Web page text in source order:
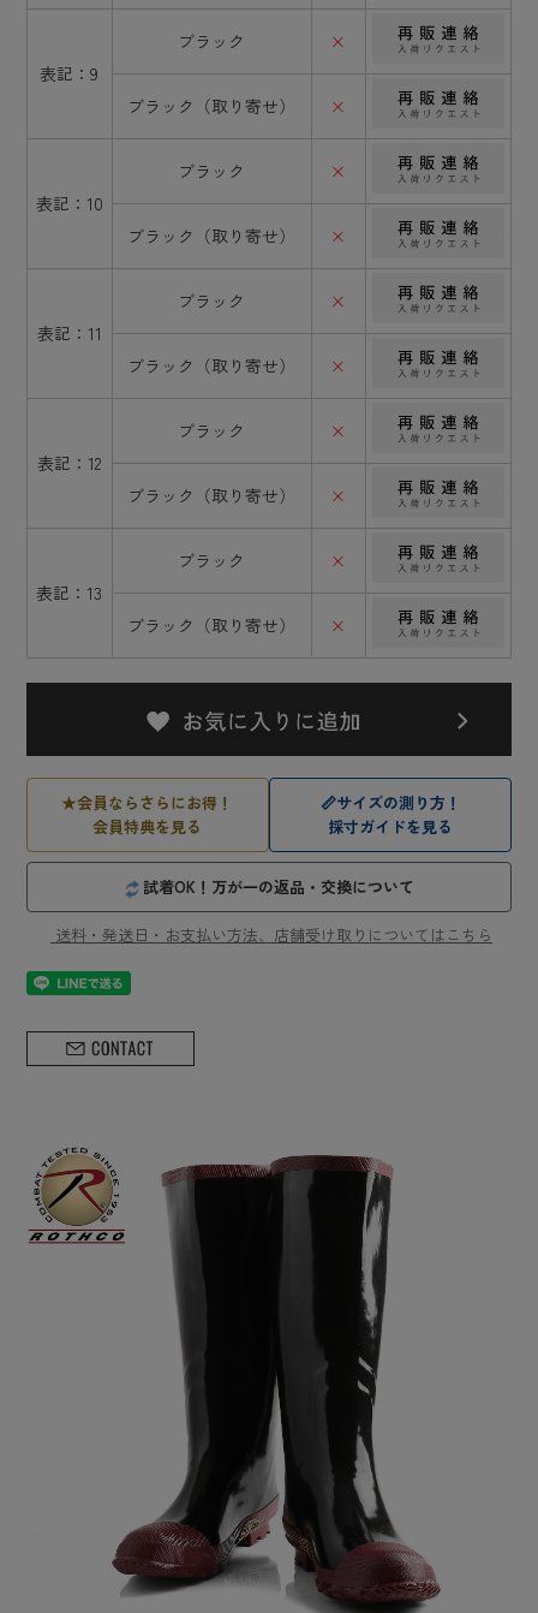
表記：9
ブラック ×
ブラック（取り寄せ） ×
表記：10
ブラック ×
ブラック（取り寄せ） ×
表記：11
ブラック ×
ブラック（取り寄せ） ×
表記：12
ブラック ×
ブラック（取り寄せ） ×
表記：13
ブラック ×
ブラック（取り寄せ） ×
★会員ならさらにお得！
会員特典を見る
📏サイズの測り方！
採寸ガイドを見る
試着OK！万が一の返品・交換について
送料・発送日・お支払い方法、店舗受け取りについてはこちら